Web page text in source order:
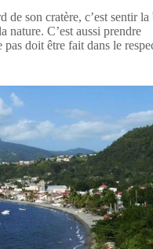
de son cratère, c’est sentir la
nature. C’est aussi prendre
pas doit être fait dans le